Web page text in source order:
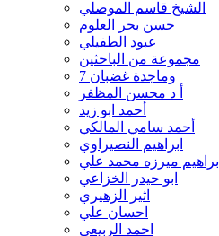
جمال مصطفى
جنان المظفر
جهاد العكيلي
جورج كتن
حامد حسن فليح
حسن البصام
حسن الجزائري
حسن السعيد
حسن حمزة الزبيدي
حسن مرزة الاسدي
حسن موسى الصفار
حسين السقاف
حسين العادلي
الشيخ قاسم الموصلي
حسن بحر العلوم
عبود الطفيلي
مجموعة من الباحثين
7 وماجدة غضبان
أ د محسن المظفر
أحمد ابو زيد
أحمد سامي المالكي
ابراهيم النصيراوي
ابراهيم ميرزه محمد علي
ابو حيدر الخزاعي
اثير الزهيري
احسان علي
احمد الربيعي